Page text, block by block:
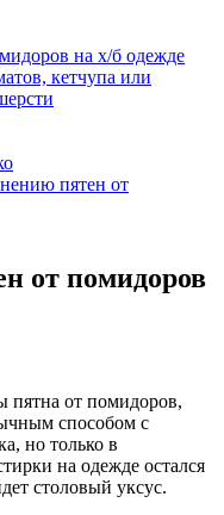
на х/б одежде
кетчупа или
пятен от
от помидоров
пятна от помидоров,
способом с
но только в
на одежде остался
столовый уксус.